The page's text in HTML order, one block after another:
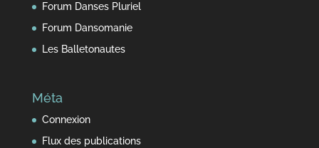
Forum Danses Pluriel
Forum Dansomanie
Les Balletonautes
Méta
Connexion
Flux des publications